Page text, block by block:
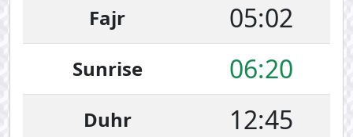
Fajr
05:02
Sunrise 06:20
Duhr 12:45